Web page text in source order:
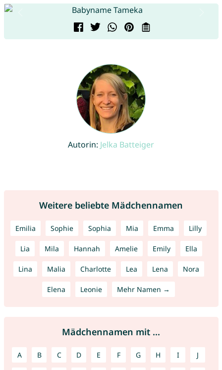
Autorin: Jelka Batteiger
Weitere beliebte Mädchennamen
Emilia Sophie Sophia Mia Emma Lilly
Lia Mila Hannah Amelie Emily Ella
Lina Malia Charlotte Lea Lena Nora
Elena Leonie Mehr Namen →
Mädchennamen mit ...
A B C D E F G H I J